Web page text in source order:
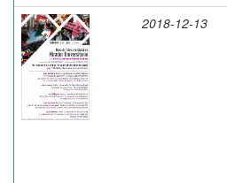
2018-12-13